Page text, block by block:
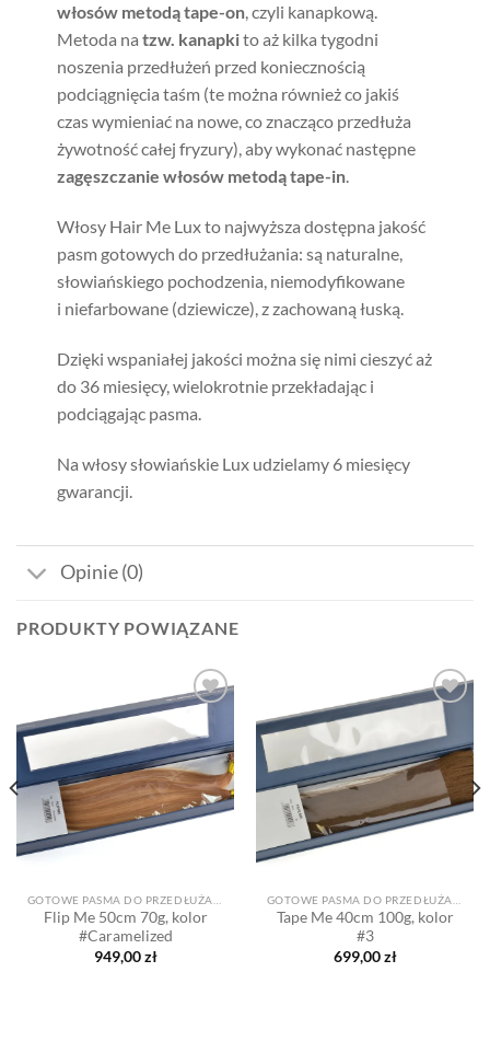
włosów metodą tape-on, czyli kanapkową.
Metoda na tzw. kanapkito aż kilka tygodni
noszenia przedłużeń przed koniecznością
podciągnięcia taśm (te można również co jakiś
czas wymieniać na nowe, co znacząco przedłuża
żywotność całej fryzury), aby wykonać następne
zagęszczanie włosów metodą tape-in.
Włosy Hair Me Lux to najwyższa dostępna jakość
pasm gotowych do przedłużania: są naturalne,
słowiańskiego pochodzenia, niemodyfikowane
i niefarbowane (dziewicze), z zachowaną łuską.
Dzięki wspaniałej jakości można się nimi cieszyć aż
do 36 miesięcy, wielokrotnie przekładając i
podciągając pasma.
Na włosy słowiańskie Lux udzielamy 6 miesięcy
gwarancji.
Opinie (0)
PRODUKTY POWIĄZANE
do listy
życzeń
Flip Me 50cm 70g, kolor
#Caramelized
949,00zł
Dodaj
do listy
życzeń
Tape Me 40cm 100g, kolor
#3
699,00zł